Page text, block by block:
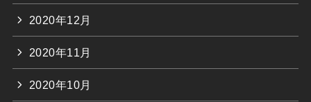
2020年12月
2020年11月
2020年10月